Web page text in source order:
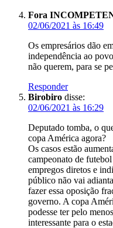
Fora
02/06/2021 às 16:49
Os empresários dão
independência ao
não querem, para se
Responder
Birobiro disse:
02/06/2021 às 16:29
Deputado tomba, o
copa América agora?
Os casos estão
campeonato de
empregos diretos e
público não vai
fazer essa oposição
governo. A copa
podesse ter pelo
interessante para o